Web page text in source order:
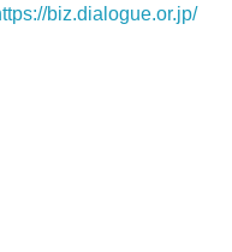
biz.dialogue.or.jp/